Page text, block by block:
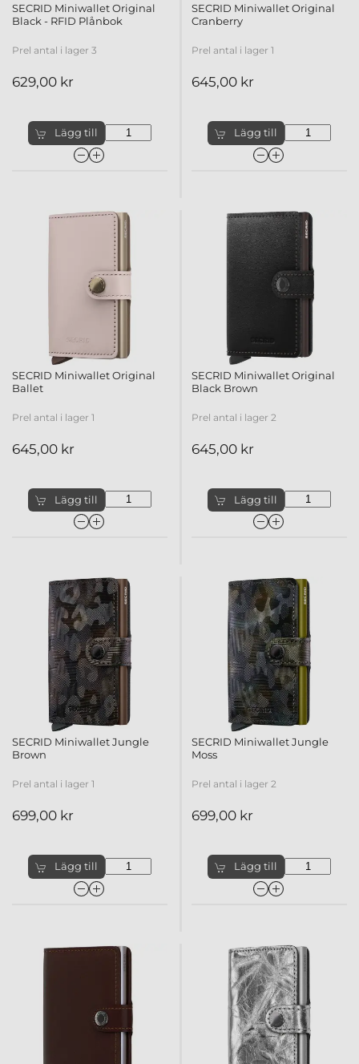
SECRID Miniwallet Original
Black - RFID Plånbok
Prel antal i lager 3
629,00 kr
Lägg till
SECRID Miniwallet Original
Cranberry
Prel antal i lager 1
645,00 kr
Lägg till
SECRID Miniwallet Original
Ballet
Prel antal i lager 1
645,00 kr
Lägg till
SECRID Miniwallet Original
Black Brown
Prel antal i lager 2
645,00 kr
Lägg till
SECRID Miniwallet Jungle
Brown
Prel antal i lager 1
699,00 kr
Lägg till
SECRID Miniwallet Jungle
Moss
Prel antal i lager 2
699,00 kr
Lägg till